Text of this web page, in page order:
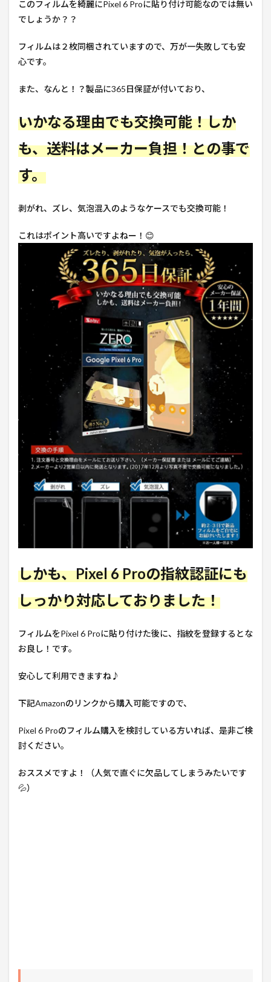
このフィルムを綺麗にPixel 6 Proに貼り付け可能なのでは無い
でしょうか？？
フィルムは２枚同梱されていますので、万が一失敗しても安
心です。
また、なんと！？製品に365日保証が付いており、
いかなる理由でも交換可能！しか
も、送料はメーカー負担！との事で
す。
剥がれ、ズレ、気泡混入のようなケースでも交換可能！
これはポイント高いですよねー！😊
しかも、Pixel 6 Proの指紋認証にも
しっかり対応しておりました！
フィルムをPixel 6 Proに貼り付けた後に、指紋を登録するとな
お良し！です。
安心して利用できますね♪
下記Amazonのリンクから購入可能ですので、
Pixel 6 Proのフィルム購入を検討している方いれば、是非ご検
討ください。
おススメですよ！（人気で直ぐに欠品してしまうみたいです
💦）